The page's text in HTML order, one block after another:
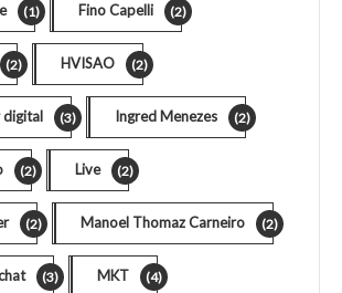
(1) Fino Capelli (2)
(2) HVISAO (2)
digital (3) Ingred Menezes (2)
(2) Live (2)
(2) Manoel Thomaz Carneiro (2)
(3) MKT (4)